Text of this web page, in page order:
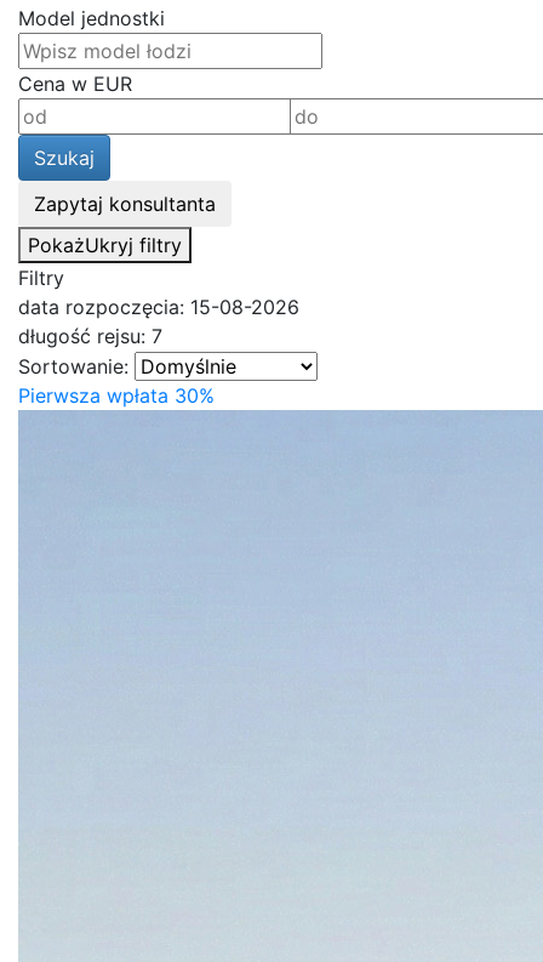
Model jednostki
Cena w EUR
Szukaj
Zapytaj konsultanta
PokażUkryj filtry
Filtry
data rozpoczęcia: 15-08-2026
długość rejsu: 7
Sortowanie:
Pierwsza wpłata 30%